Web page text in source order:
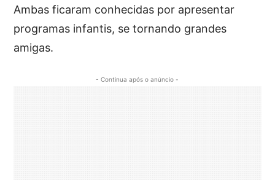
Ambas ficaram conhecidas por apresentar
programas infantis, se tornando grandes
amigas.
- Continua após o anúncio -